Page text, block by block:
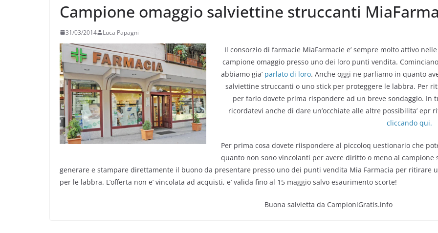
Campione omaggio salviettine struccanti
31/03/2014 Luca Papagni
Il consorzio di farmacie MiaFarmacie e’ sempre molto attivo
campione omaggio presso uno dei loro punti vendita.
abbiamo gia’ parlato di loro. Anche oggi ne parliamo in quanto
salviettine struccanti o uno stick per proteggere le labbra. Per
per farlo dovete prima rispondere ad un breve sondaggio.
ricordatevi anche di dare un’occhiate alle altre possibilita’
cliccando qui.
Per prima cosa dovete riispondere al piccoloq uestionario che
quanto non sono vincolanti per avere diritto o meno al
generare e stampare direttamente il buono da presentare presso uno dei punti vendita Mia Farmacia per ritirare
per le labbra. L’offerta non e’ vincolata ad acquisti, e’ valida fino al 15 maggio salvo esaurimento scorte!
Buona salvietta da CampioniGratis.info